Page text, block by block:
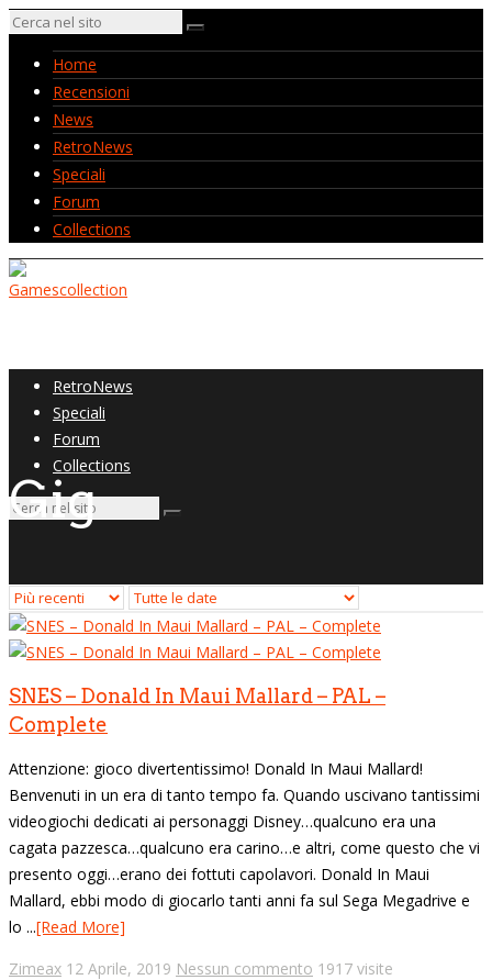
Home
Recensioni
News
RetroNews
Speciali
Forum
Collections
RetroNews
Speciali
Forum
Collections
Gig
SNES – Donald In Maui Mallard – PAL –
Complete
Attenzione: gioco divertentissimo! Donald In Maui Mallard!
Benvenuti in un era di tanto tempo fa. Quando uscivano tantissimi
videogiochi dedicati ai personaggi Disney…qualcuno era una
cagata pazzesca…qualcuno era carino…e altri, come questo che vi
presento oggi…erano dei fottuti capolavori. Donald In Maui
Mallard, ebbi modo di giocarlo tanti anni fa sul Sega Megadrive e
lo ...[Read More]
Zimeax 12 Aprile, 2019 Nessun commento 1917 visite